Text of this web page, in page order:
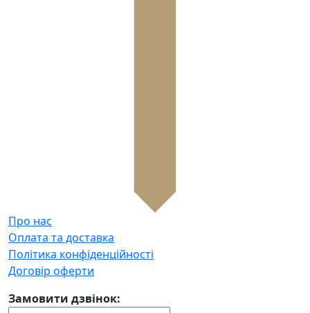
Про нас
Оплата та доставка
Політика конфіденційності
Договір оферти
Замовити дзвінок: